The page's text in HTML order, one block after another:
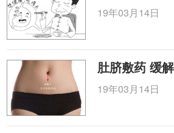
19年03月14日
肚脐敷药 缓
19年03月14日